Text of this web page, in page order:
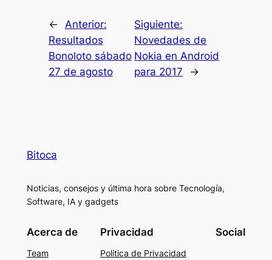
← Anterior:
Resultados
Bonoloto sábado
27 de agosto
Siguiente:
Novedades de
Nokia en Android
para 2017
→
Bitoca
Noticias, consejos y última hora sobre Tecnología,
Software, IA y gadgets
Acerca de
Team
Privacidad
Politica de Privacidad
Social